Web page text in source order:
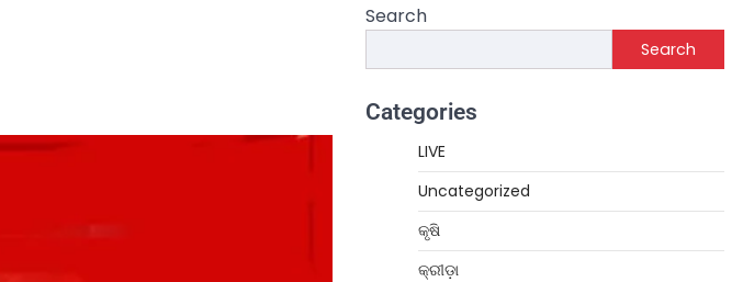
Search
Search
Categories
LIVE
Uncategorized
କୃଷି
କ୍ରୀଡ଼ା